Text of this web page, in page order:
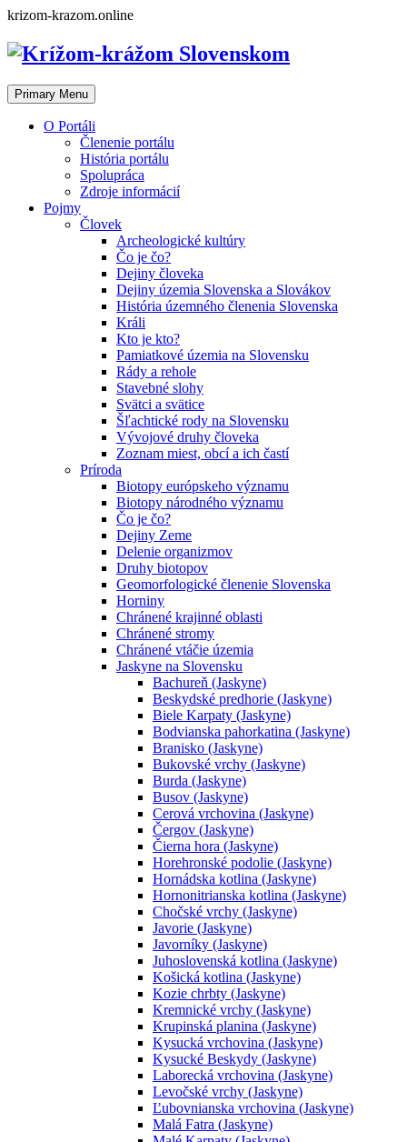
Skip
content
krizom-krazom.online
Primary Menu
O Portáli
Členenie portálu
História portálu
Spolupráca
Zdroje informácií
Pojmy
Človek
Archeologické kultúry
Čo je čo?
Dejiny človeka
Dejiny územia Slovenska a Slovákov
História územného členenia Slovenska
Králi
Kto je kto?
Pamiatkové územia na Slovensku
Rády a rehole
Stavebné slohy
Svätci a svätice
Šľachtické rody na Slovensku
Vývojové druhy človeka
Zoznam miest, obcí a ich častí
Príroda
Biotopy európskeho významu
Biotopy národného významu
Čo je čo?
Dejiny Zeme
Delenie organizmov
Druhy biotopov
Geomorfologické členenie Slovenska
Horniny
Chránené krajinné oblasti
Chránené stromy
Chránené vtáčie územia
Jaskyne na Slovensku
Bachureň (Jaskyne)
Beskydské predhorie (Jaskyne)
Biele Karpaty (Jaskyne)
Bodvianska pahorkatina (Jaskyne)
Branisko (Jaskyne)
Bukovské vrchy (Jaskyne)
Burda (Jaskyne)
Busov (Jaskyne)
Cerová vrchovina (Jaskyne)
Čergov (Jaskyne)
Čierna hora (Jaskyne)
Horehronské podolie (Jaskyne)
Hornádska kotlina (Jaskyne)
Hornonitrianska kotlina (Jaskyne)
Chočské vrchy (Jaskyne)
Javorie (Jaskyne)
Javorníky (Jaskyne)
Juhoslovenská kotlina (Jaskyne)
Košická kotlina (Jaskyne)
Kozie chrbty (Jaskyne)
Kremnické vrchy (Jaskyne)
Krupinská planina (Jaskyne)
Kysucká vrchovina (Jaskyne)
Kysucké Beskydy (Jaskyne)
Laborecká vrchovina (Jaskyne)
Levočské vrchy (Jaskyne)
Ľubovnianska vrchovina (Jaskyne)
Malá Fatra (Jaskyne)